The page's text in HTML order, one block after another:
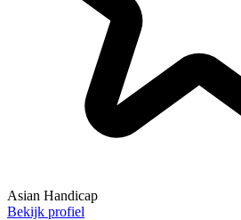
Asian Handicap
Bekijk profiel